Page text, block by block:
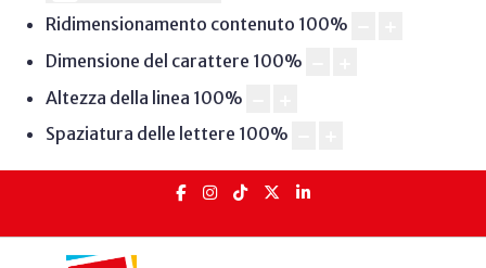
Ridimensionamento contenuto 100%
Dimensione del carattere 100%
Altezza della linea 100%
Spaziatura delle lettere 100%